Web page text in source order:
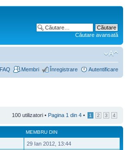
Căutare avansată
FAQ Membri Înregistrare Autentificare
100 utilizatori • Pagina 1 din 4 • 1 2 3 4
MEMBRU DIN
29 Ian 2012, 13:44